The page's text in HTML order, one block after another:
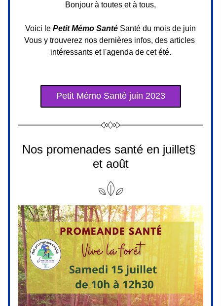
Bonjour à toutes et à tous,
Voici le Petit Mémo Santé Santé du mois de juin
Vous y trouverez nos dernières infos, des articles
intéressants et l'agenda de cet été.
Petit Mémo Santé juin 2023
Nos promenades santé en juillet§
et août